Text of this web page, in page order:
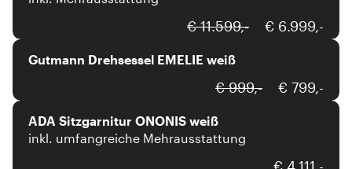
€ 11.599,- € 6.999,-
Gutmann
Gutmann Drehsessel EMELIE weiß
€ 999,- € 799,-
ADA Mindful Living
ADA Sitzgarnitur ONONIS weiß
inkl. umfangreiche Mehrausstattung
Himolla